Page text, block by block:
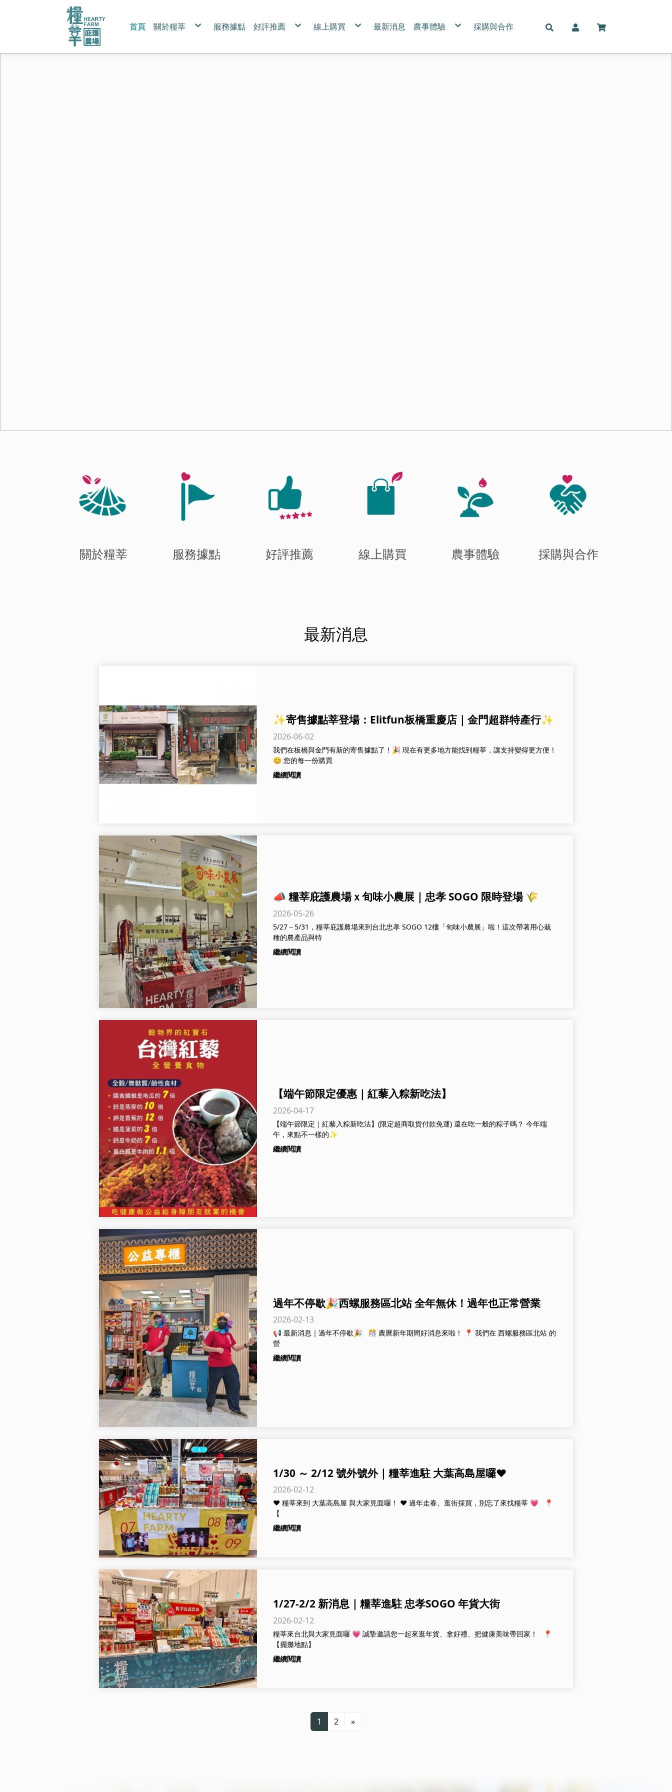
首頁 關於糧莘 服務據點 好評推薦 線上購買
禮盒
最新消息 農事體驗 採購與合作
關於糧莘 服務據點 好評推薦 線上購買 農事體驗 採購與合作
最新消息
✨寄售據點莘登場：Elitfun板橋重慶店｜金門超群特產行✨
2026-06-02
我們在板橋與金門有新的寄售據點了！🎉 現在有更多地方能找到糧莘，讓支持變得更方便！
😊 您的每一份購買
繼續閱讀
📣 糧莘庇護農場ｘ旬味小農展｜忠孝 SOGO 限時登場 🌾
2026-05-26
5/27－5/31，糧莘庇護農場來到台北忠孝 SOGO 12樓「旬味小農展」啦！這次帶著用心栽
種的農產品與特
繼續閱讀
【端午節限定優惠｜紅藜入粽新吃法】
2026-04-17
【端午節限定｜紅藜入粽新吃法】(限定超商取貨付款免運) 還在吃一般的粽子嗎？ 今年端
午，來點不一樣的✨
繼續閱讀
過年不停歇🎉西螺服務區北站 全年無休！過年也正常營業
哦！
2026-02-13
📢 最新消息｜過年不停歇🎉 🎊 農曆新年期間好消息來啦！ 📍 我們在 西螺服務區北站 的
營
繼續閱讀
1/30 ～ 2/12 號外號外｜糧莘進駐 大葉高島屋囉❤️
2026-02-12
❤️ 糧莘來到 大葉高島屋 與大家見面囉！ ❤️ 過年走春、逛街採買，別忘了來找糧莘 💗 📍
【
繼續閱讀
1/27-2/2 新消息｜糧莘進駐 忠孝SOGO 年貨大街
2026-02-12
糧莘來台北與大家見面囉 💗 誠摯邀請您一起來逛年貨、拿好禮、把健康美味帶回家！ 📍
【擺攤地點】
繼續閱讀
1 2 »